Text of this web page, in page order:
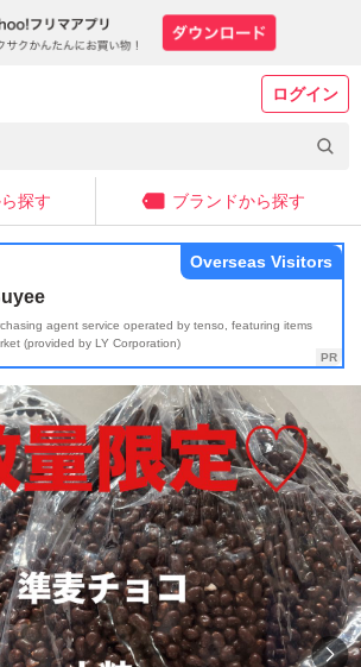
ログイン
探す ブランドから探す
agent service operated by tenso, featuring items
(provided by LY Corporation)
Overseas Visitors